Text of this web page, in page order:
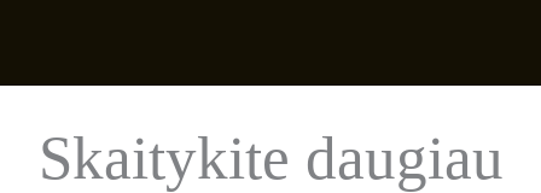
Skaitykite daugiau